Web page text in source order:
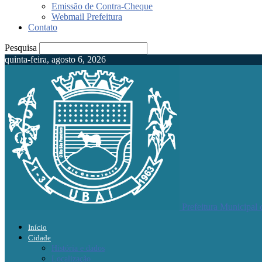
Emissão de Contra-Cheque
Webmail Prefeitura
Contato
Pesquisa
quinta-feira, agosto 6, 2026
Prefeitura Municipal
Início
Cidade
História e dados
Localização